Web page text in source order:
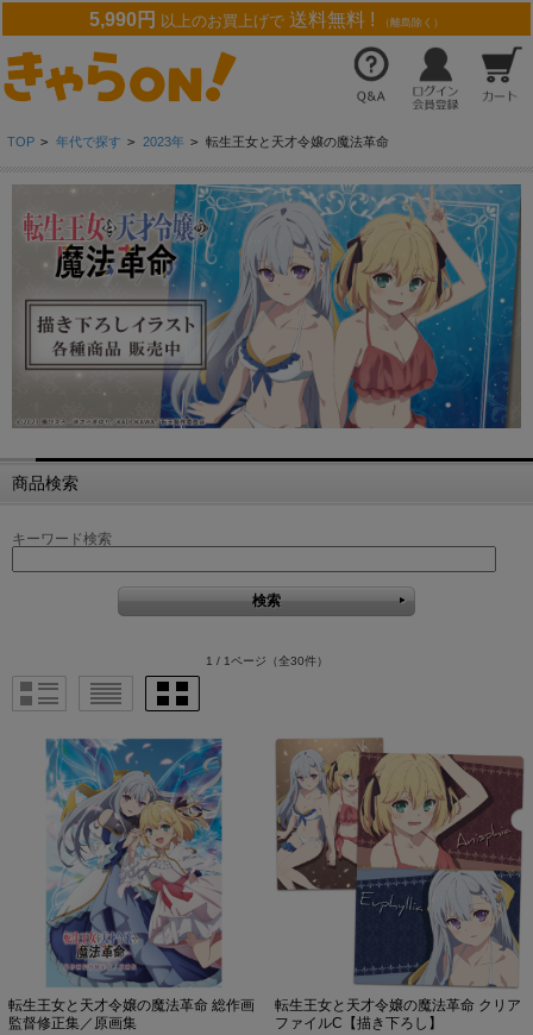
5,990円 以上のお買上げで 送料無料 ! （離島除く）
TOP > 年代で探す > 2023年 > 転生王女と天才令嬢の魔法革命
商品検索
キーワード検索
1 / 1ページ （全30件）
転生王女と天才令嬢の魔法革命 総作画
監督修正集／原画集
転生王女と天才令嬢の魔法革命 クリア
ファイルC【描き下ろし】